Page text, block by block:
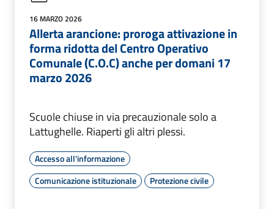
16 MARZO 2026
Allerta arancione: proroga attivazione in
forma ridotta del Centro Operativo
Comunale (C.O.C) anche per domani 17
marzo 2026
Scuole chiuse in via precauzionale solo a
Lattughelle. Riaperti gli altri plessi.
Accesso all'informazione
Comunicazione istituzionale
Protezione civile